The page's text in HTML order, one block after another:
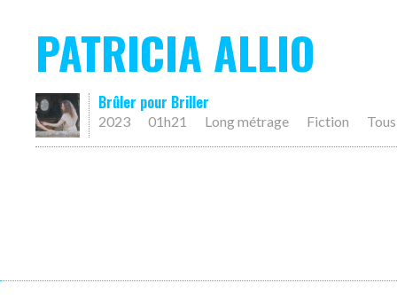
PATRICIA ALLIO
Brûler pour Briller
2023 01h21 Long métrage Fiction